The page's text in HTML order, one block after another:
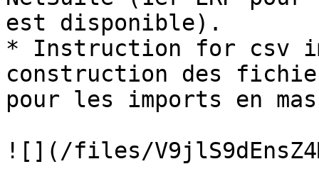
est disponible).
* Instruction for csv
construction des
pour les imports en
![](/files/